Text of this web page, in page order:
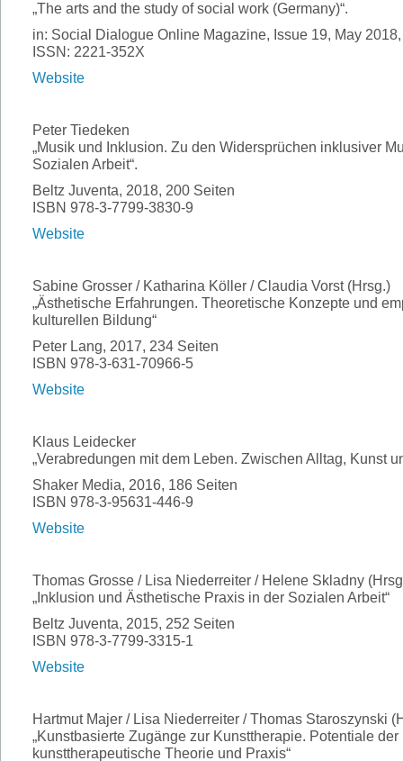
„The arts and the study of social work (Germany)“.
in: Social Dialogue Online Magazine, Issue 19, May 2018,
ISSN: 2221-352X
Website
Peter Tiedeken
„Musik und Inklusion. Zu den Widersprüchen inklusiver
Sozialen Arbeit“.
Beltz Juventa, 2018, 200 Seiten
ISBN 978-3-7799-3830-9
Website
Sabine Grosser / Katharina Köller / Claudia Vorst (Hrsg.)
„Ästhetische Erfahrungen. Theoretische Konzepte und
kulturellen Bildung“
Peter Lang, 2017, 234 Seiten
ISBN 978-3-631-70966-5
Website
Klaus Leidecker
„Verabredungen mit dem Leben. Zwischen Alltag, Kunst
Shaker Media, 2016, 186 Seiten
ISBN 978-3-95631-446-9
Website
Thomas Grosse / Lisa Niederreiter / Helene Skladny
„Inklusion und Ästhetische Praxis in der Sozialen Arbeit“
Beltz Juventa, 2015, 252 Seiten
ISBN 978-3-7799-3315-1
Website
Hartmut Majer / Lisa Niederreiter / Thomas Staroszynski
„Kunstbasierte Zugänge zur Kunsttherapie. Potentiale
kunsttherapeutische Theorie und Praxis“